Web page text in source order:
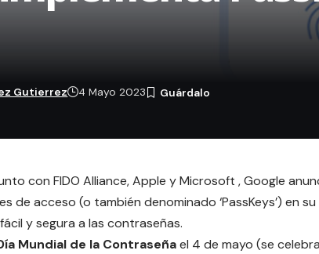
Gutierrez 4 Mayo 2023
con FIDO Alliance, Apple y Microsoft , Google
de acceso (o también denominado ‘PassKeys’) en
y segura a las contraseñas.
Mundial de la Contraseñael 4 de mayo (se